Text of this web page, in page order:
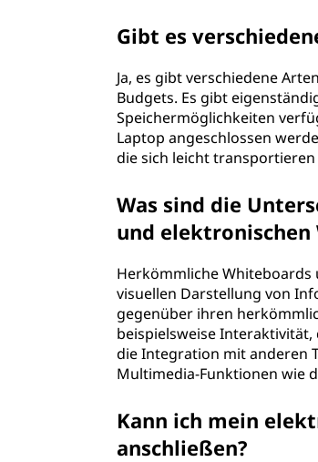
Gibt es
Ja, es gibt verschiedene
Budgets. Es gibt
Speichermöglichkeiten
Laptop angeschlossen
die sich leicht
Was sind die
und elektronischen
Herkömmliche Whiteboards
visuellen Darstellung von
gegenüber ihren
beispielsweise
die Integration mit anderen
Multimedia-Funktionen wie
Kann ich mein
anschließen?